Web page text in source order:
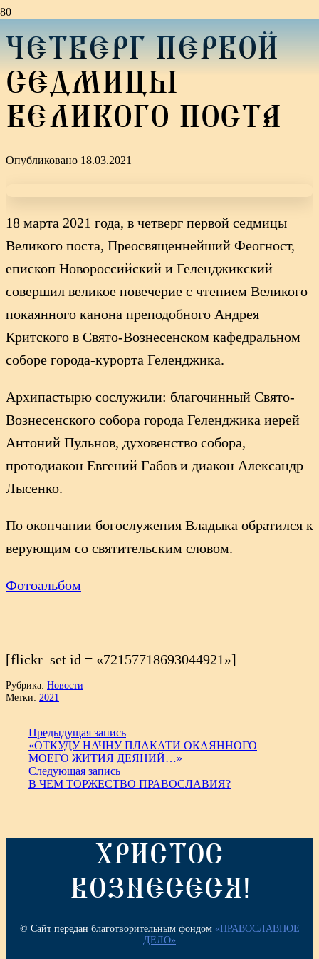
ЧЕТВЕРГ ПЕРВОЙ
СЕДМИЦЫ
ВЕЛИКОГО ПОСТА
Опубликовано 18.03.2021
18 марта 2021 года, в четверг первой седмицы
Великого поста, Преосвященнейший Феогност,
епископ Новороссийский и Геленджикский
совершил великое повечерие с чтением Великого
покаянного канона преподобного Андрея
Критского в Свято-Вознесенском кафедральном
соборе города-курорта Геленджика.
Архипастырю сослужили: благочинный Свято-
Вознесенского собора города Геленджика иерей
Антоний Пульнов, духовенство собора,
протодиакон Евгений Габов и диакон Александр
Лысенко.
По окончании богослужения Владыка обратился к
верующим со святительским словом.
Фотоальбом
[flickr_set id = «72157718693044921»]
Рубрика: Новости
Метки: 2021
Предыдущая запись
«ОТКУДУ НАЧНУ ПЛАКАТИ ОКАЯННОГО
МОЕГО ЖИТИЯ ДЕЯНИЙ…»
Следующая запись
В ЧЕМ ТОРЖЕСТВО ПРАВОСЛАВИЯ?
ХРИСТОС
ВОЗНЕСЕСЯ!
© Сайт передан благотворительным фондом «ПРАВОСЛАВНОЕ
ДЕЛО»